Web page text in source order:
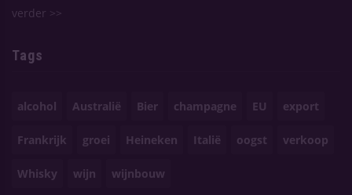
verder >>
Tags
alcohol Australië Bier champagne EU export
Frankrijk groei Heineken Italië oogst verkoop
Whisky wijn wijnbouw